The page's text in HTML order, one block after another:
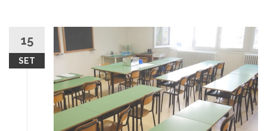
15
SET